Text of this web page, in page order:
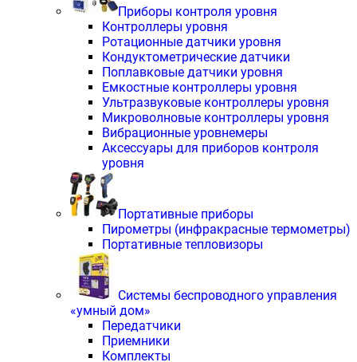
Приборы контроля уровня
Контроллеры уровня
Ротационные датчики уровня
Кондуктометрические датчики
Поплавковые датчики уровня
Емкостные контроллеры уровня
Ультразвуковые контроллеры уровня
Микроволновые контроллеры уровня
Вибрационные уровнемеры
Аксессуары для приборов контроля
уровня
Портативные приборы
Пирометры (инфракрасные термометры)
Портативные тепловизоры
Системы беспроводного управления
«умный дом»
Передатчики
Приемники
Комплекты